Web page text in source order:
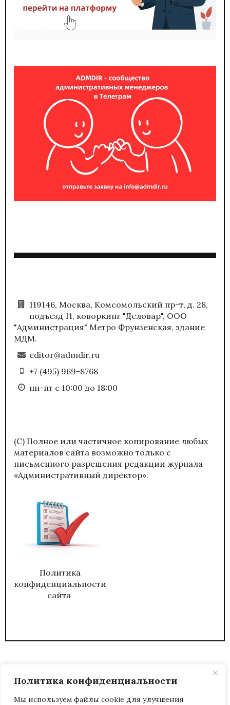
Политика конфиденциальности
Мы используем файлы cookie для улучшения
119146, Москва, Комсомольский пр-т, д. 28,
подъезд 11, коворкинг "Деловар", ООО
"Администрация" Метро Фрунзенская, здание
МДМ.
editor@admdir.ru
+7 (495) 969-8768
пн-пт с 10:00 до 18:00
(С) Полное или частичное копирование любых
материалов сайта возможно только с
письменного разрешения редакции журнала
«Административный директор».
Политика
конфиденциальности
сайта